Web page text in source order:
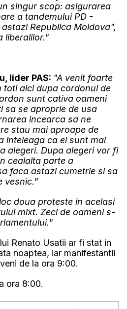
singur scop: asigurarea
a tandemului PD -
Republica Moldova",
liberalilor."
lider PAS: "A venit foarte
toti aici dupa cordonul de
sunt cativa oameni
sa se aproprie de usa
incearca sa ne
stau mai aproape de
inteleaga ca ei sunt mai
alegeri. Dupa alegeri vor fi
cealalta parte a
faca astazi cumetrie si sa
vesnic."
doua proteste in acelasi
mixt. Zeci de oameni s-
Renato Usatii ar fi stat in
noaptea, iar manifestantii
de la ora 9:00.
ora 8:00.